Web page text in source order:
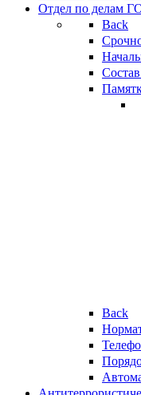
Отдел по делам
Back
Back